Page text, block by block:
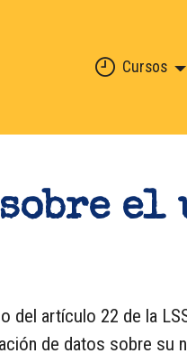
Cursos
el
del artículo 22 de la
de datos sobre su